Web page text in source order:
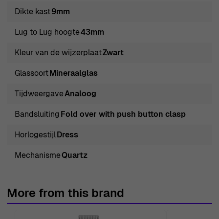
vouwsluiting met een drukknop garandeert veiligheid,
dagelijkse avonturen. Met een
waterbestendigheidsniveau van 3 bar is het bestand
praktisch maar stijlvol maakt. Met een lengte van 20cm
biedt de roestvrijstalen band een comfortabele pasvorm
een vleugje verfijning toevoegt. Terwijl je dit
indrukwekkende horloge draagt, zal het niet alleen je
jouw unieke stijl en zelfvertrouwen. De Orphelia®
tijdstuk; het is een uitdrukking van wie jij bent.
Koop Orphelia® Analogue 'The Ego' Dameshorloge 153-
2700-48 bij Ormoda
Dikte kast9mm
Lug to Lug hoogte43mm
Kleur van de wijzerplaatZwart
GlassoortMineraalglas
TijdweergaveAnaloog
Bandsluiting Fold over with push button clasp
HorlogestijlDress
MechanismeQuartz
More from this brand